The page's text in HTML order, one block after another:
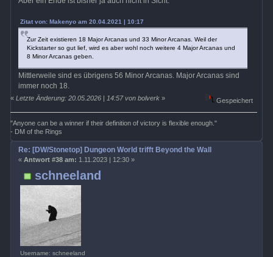
Zitat von: Makenyo am 20.04.2021 | 10:17
Zur Zeit existieren 18 Major Arcanas und 33 Minor Arcanas. Weil der
Kickstarter so gut lief, wird es aber wohl noch weitere 4 Major Arcanas und
8 Minor Arcanas geben.
Mittlerweile sind es übrigens 56 Minor Arcanas. Major Arcanas sind
immer noch 18.
«Letzte Änderung: 20.05.2026 | 14:57 von bolverk » Gespeichert
"Anyone can be a winner if their definition of victory is flexible enough."
- DM of the Rings
schneeland
Username: schneeland
Re: [DW/Stonetop] Dungeon World trifft Beyond the Wall
« Antwort #38 am: 1.11.2023 | 12:30 »